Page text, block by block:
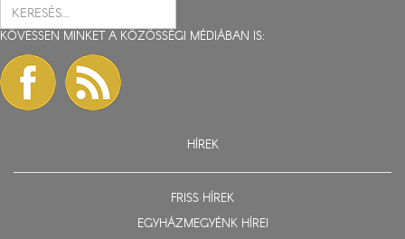
KÖVESSEN MINKET A KÖZÖSSÉGI MÉDIÁBAN IS:
HÍREK
FRISS HÍREK
EGYHÁZMEGYÉNK HÍREI